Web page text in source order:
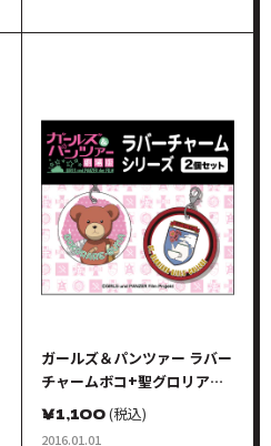
ガールズ＆パンツァー ラバー
チャームボコ+聖グロリアー
ナ女学院
￥1,100(税込)
2016.01.01